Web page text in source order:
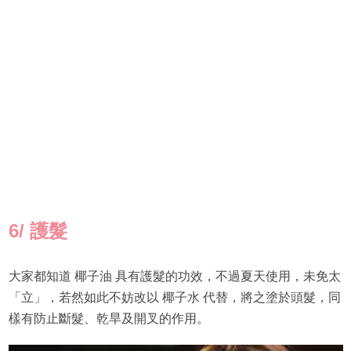
6/ 護髮
大家都知道 椰子油 具有護髮的功效，不過夏天使用，未免太
「立」，若然如此不妨改以 椰子水 代替，將之塗於頭髮，同
樣有防止斷髮、乾旱及開叉的作用。